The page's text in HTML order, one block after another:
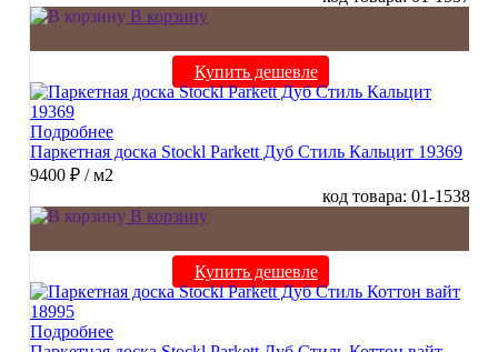
В корзину
Купить дешевле
Подробнее
Паркетная доска Stockl Parkett Дуб Стиль Кальцит 19369
9400 ₽ / м2
код товара: 01-1538
В корзину
Купить дешевле
Подробнее